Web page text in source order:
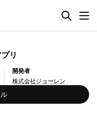
リ
開発者
株式会社ジョーレン